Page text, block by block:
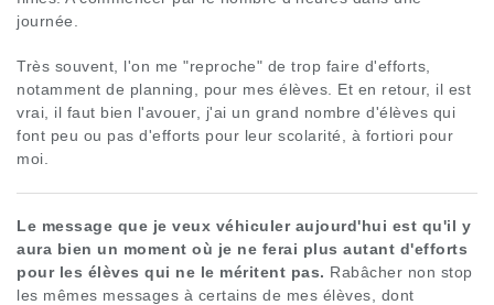
journée.
Très souvent, l'on me "reproche" de trop faire d'efforts,
notamment de planning, pour mes élèves. Et en retour, il est
vrai, il faut bien l'avouer, j'ai un grand nombre d'élèves qui
font peu ou pas d'efforts pour leur scolarité, à fortiori pour
moi.
Le message que je veux véhiculer aujourd'hui est qu'il y
aura bien un moment où je ne ferai plus autant d'efforts
pour les élèves qui ne le méritent pas. Rabâcher non stop
les mêmes messages à certains de mes élèves, dont